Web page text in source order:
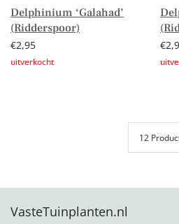
Delphinium ‘Galahad’
(Ridderspoor)
€2,95 €
VasteTuinplanten.nl